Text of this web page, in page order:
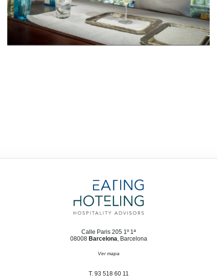
Calle Paris 205 1º 1ª
08008 Barcelona, Barcelona
Ver mapa
T. 93 518 60 11